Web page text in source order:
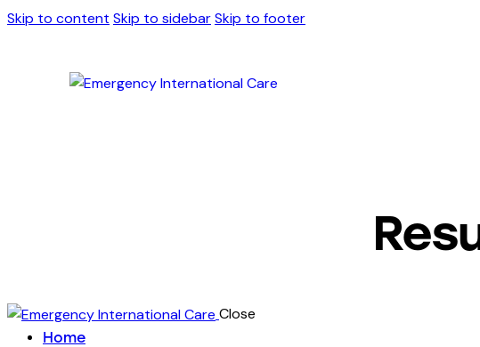
Skip to content Skip to sidebarSkip to footer
Close
Home